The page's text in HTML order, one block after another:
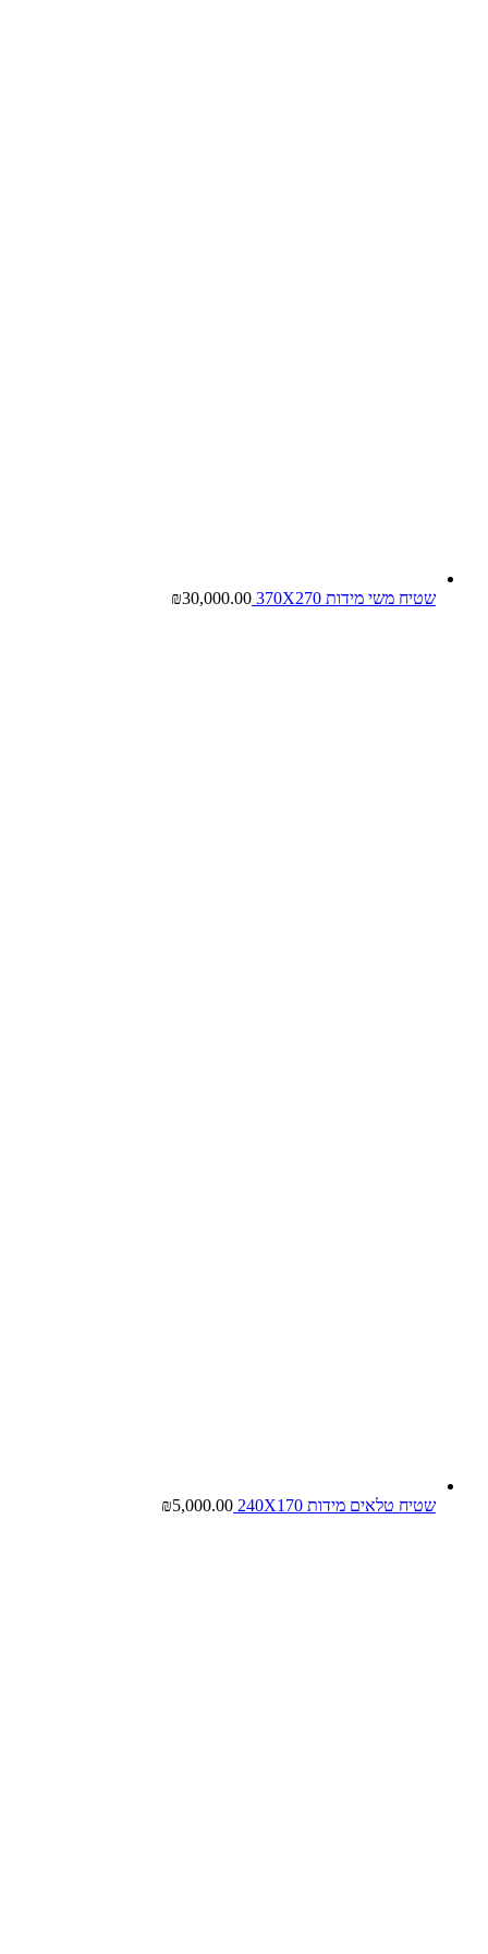
שטיח משי מידות 370X270 ₪30,000.00
שטיח טלאים מידות 240X170 ₪5,000.00